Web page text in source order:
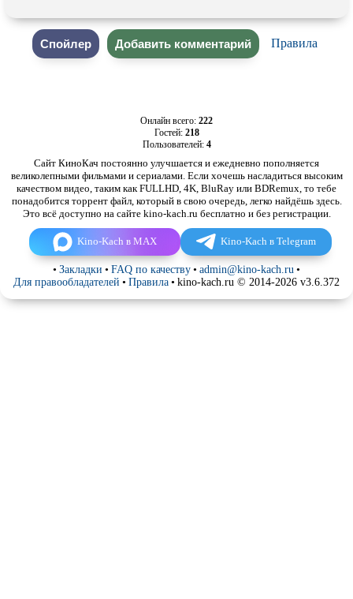
Правила
Онлайн всего: 222
Гостей: 218
Пользователей: 4
Сайт КиноКач постоянно улучшается и ежедневно пополняется
великолепными фильмами и сериалами. Если хочешь насладиться высоким
качеством видео, таким как FULLHD, 4K, BluRay или BDRemux, то тебе
понадобится торрент файл, который в свою очередь, легко найдёшь здесь.
Это всё доступно на сайте kino-kach.ru бесплатно и без регистрации.
Kino-Kach в MAX Kino-Kach в Telegram
• Закладки • FAQ по качеству • admin@kino-kach.ru •
Для правообладателей • Правила • kino-kach.ru © 2014-2026 v3.6.372